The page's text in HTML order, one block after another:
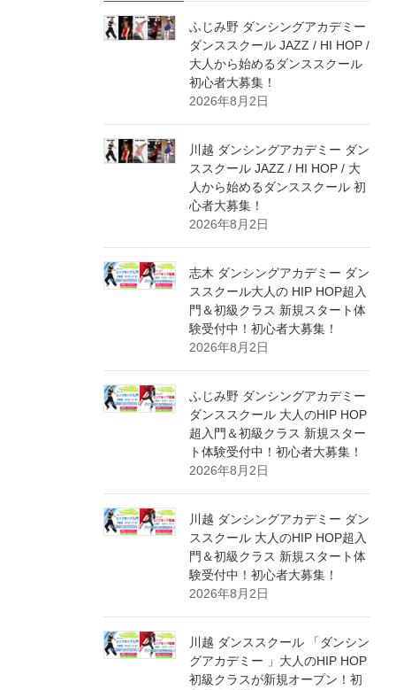
ふじみ野 ダンシングアカデミー
ダンススクール JAZZ / HI HOP /
大人から始めるダンススクール
初心者大募集！
2026年8月2日
川越 ダンシングアカデミー ダン
ススクール JAZZ / HI HOP / 大
人から始めるダンススクール 初
心者大募集！
2026年8月2日
志木 ダンシングアカデミー ダン
ススクール大人の HIP HOP超入
門＆初級クラス 新規スタート体
験受付中！初心者大募集！
2026年8月2日
ふじみ野 ダンシングアカデミー
ダンススクール 大人のHIP HOP
超入門＆初級クラス 新規スター
ト体験受付中！初心者大募集！
2026年8月2日
川越 ダンシングアカデミー ダン
ススクール 大人のHIP HOP超入
門＆初級クラス 新規スタート体
験受付中！初心者大募集！
2026年8月2日
川越 ダンススクール 「ダンシン
グアカデミー 」大人のHIP HOP
初級クラスが新規オープン！初